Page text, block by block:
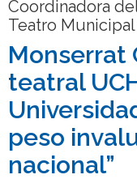
Coordinadora
Teatro
Monserrat
teatral
peso
nacional”